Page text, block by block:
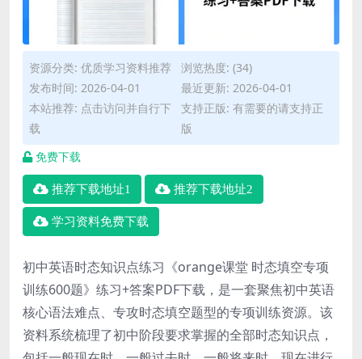
资源分类: 优质学习资料推荐
浏览热度: (34)
发布时间: 2026-04-01
最近更新: 2026-04-01
本站推荐: 点击访问并自行下
载
支持正版: 有需要的请支持正
版
免费下载
推荐下载地址1 推荐下载地址2
学习资料免费下载
初中英语时态知识点练习《orange课堂 时态填空专项
训练600题》练习+答案PDF下载，是一套聚焦初中英语
核心语法难点、专攻时态填空题型的专项训练资源。该
资料系统梳理了初中阶段要求掌握的全部时态知识点，